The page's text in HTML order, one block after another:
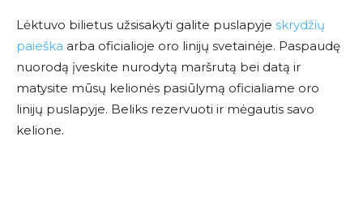
Lėktuvo bilietus užsisakyti galite puslapyje skrydžių
paieška arba oficialioje oro linijų svetainėje. Paspaudę
nuorodą įveskite nurodytą maršrutą bei datą ir
matysite mūsų kelionės pasiūlymą oficialiame oro
linijų puslapyje. Beliks rezervuoti ir mėgautis savo
kelione.